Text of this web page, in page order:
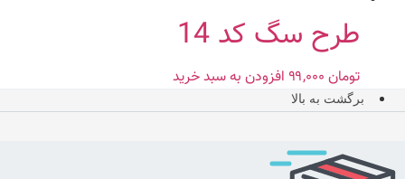
طرح سگ کد 14
تومان افزودن به سبد خرید
برگشت به بالا